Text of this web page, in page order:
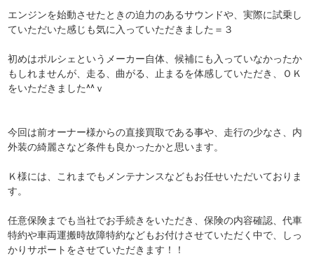
エンジンを始動させたときの迫力のあるサウンドや、実際に試乗し
ていただいた感じも気に入っていただきました＝３
初めはポルシェというメーカー自体、候補にも入っていなかったか
もしれませんが、走る、曲がる、止まるを体感していただき、ＯＫ
をいただきました^^ｖ
今回は前オーナー様からの直接買取である事や、走行の少なさ、内
外装の綺麗さなど条件も良かったかと思います。
Ｋ様には、これまでもメンテナンスなどもお任せいただいておりま
す。
任意保険までも当社でお手続きをいただき、保険の内容確認、代車
特約や車両運搬時故障特約などもお付けさせていただく中で、しっ
かりサポートをさせていただきます！！